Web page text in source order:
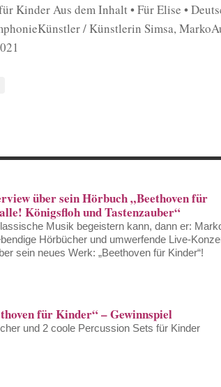
Kinder Aus dem Inhalt • Für Elise •
/ Künstlerin Simsa,
über sein Hörbuch „Beethoven für
Königsfloh und Tastenzauber“
Musik begeistern kann, dann er:
Hörbücher und umwerfende Live-
sein neues Werk: „Beethoven für Kinder“!
für Kinder“ – Gewinnspiel
und 2 coole Percussion Sets für Kinder